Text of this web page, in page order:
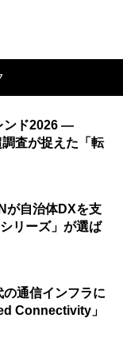
ンド2026 ―
査が捉えた「転
が自治体DXを支
リーズ」が選ば
通信インフラに
Connectivity」